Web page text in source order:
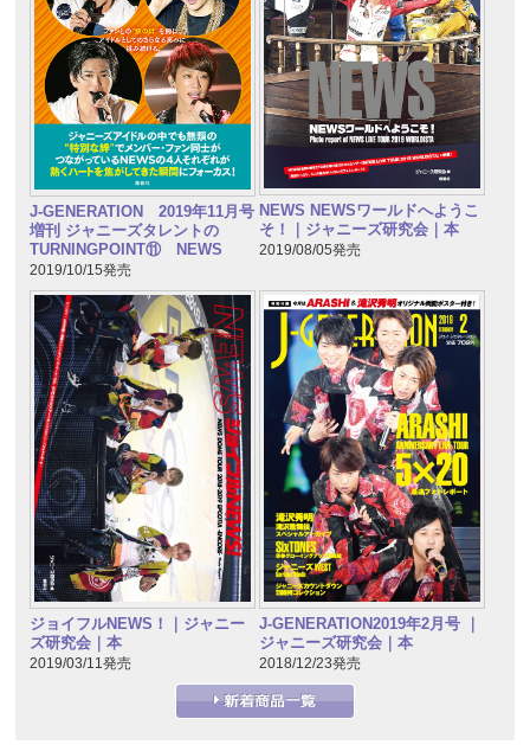
J-GENERATION 2019年11月号
増刊 ジャニーズタレントの
TURNINGPOINT⑪ NEWS
2019/10/15発売
NEWS NEWSワールドへようこ
そ！｜ジャニーズ研究会｜本
2019/08/05発売
ジョイフルNEWS！｜ジャニー
ズ研究会｜本
2019/03/11発売
J-GENERATION2019年2月号 ｜
ジャニーズ研究会｜本
2018/12/23発売